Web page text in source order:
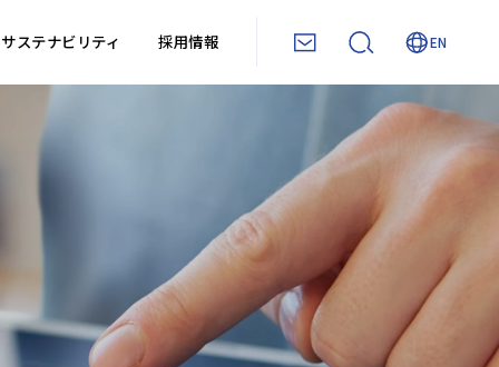
サステナビリティ 採用情報 EN